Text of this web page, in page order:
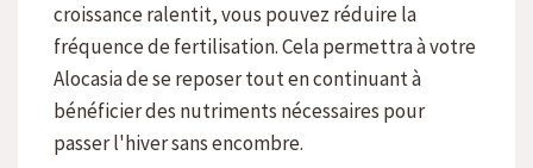
croissance ralentit, vous pouvez réduire la
fréquence de fertilisation. Cela permettra à votre
Alocasia de se reposer tout en continuant à
bénéficier des nutriments nécessaires pour
passer l'hiver sans encombre.